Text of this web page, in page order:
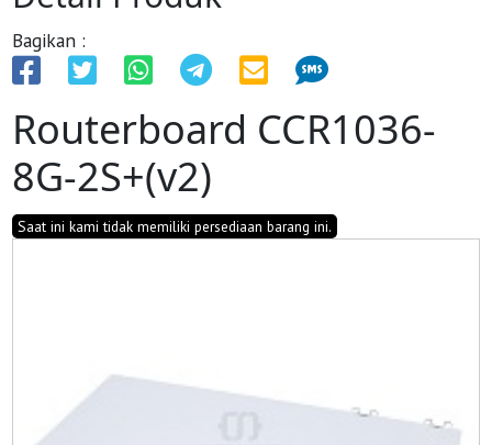
Bagikan :
Routerboard CCR1036-
8G-2S+(v2)
Saat ini kami tidak memiliki persediaan barang ini.